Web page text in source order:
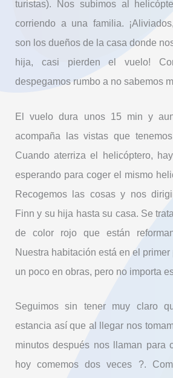
turistas). Nos subimos al
corriendo a una familia.
son los dueños de la casa donde
hija, casi pierden el vuelo!
despegamos rumbo a no sabemos
El vuelo dura unos 15 min y
acompaña las vistas que
Cuando aterriza el helicóptero,
esperando para coger el mismo
Recogemos las cosas y nos
Finn y su hija hasta su casa. Se
de color rojo que están
Nuestra habitación está en el
un poco en obras, pero no importa
Seguimos sin tener muy claro
estancia así que al llegar nos
minutos después nos llaman para
hoy comemos dos veces ?.